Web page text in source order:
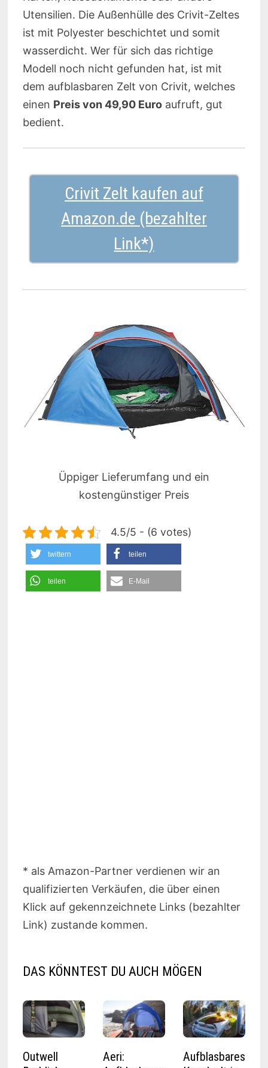
Utensilien. Die Außenhülle des Crivit-Zeltes
ist mit Polyester beschichtet und somit
wasserdicht. Wer für sich das richtige
Modell noch nicht gefunden hat, ist mit
dem aufblasbaren Zelt von Crivit, welches
einen Preis von 49,90 Euroaufruft, gut
bedient.
Crivit Zelt kaufen
Üppiger Lieferumfang und ein
kostengünstiger Preis
4.5/5 - (6 votes)
twittern teilen
teilen E-Mail
* als Amazon-Partner verdienen wir an
qualifizierten Verkäufen, die über einen
Klick auf gekennzeichnete Links (bezahlter
Link) zustande kommen.
DAS KÖNNTEST DU AUCH MÖGEN
Outwell
Aeri:
Aufblasbares